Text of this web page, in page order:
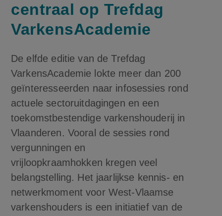
centraal op Trefdag
VarkensAcademie
De elfde editie van de Trefdag
VarkensAcademie lokte meer dan 200
geïnteresseerden naar infosessies rond
actuele sectoruitdagingen en een
toekomstbestendige varkenshouderij in
Vlaanderen. Vooral de sessies rond
vergunningen en
vrijloopkraamhokken kregen veel
belangstelling. Het jaarlijkse kennis- en
netwerkmoment voor West-Vlaamse
varkenshouders is een initiatief van de